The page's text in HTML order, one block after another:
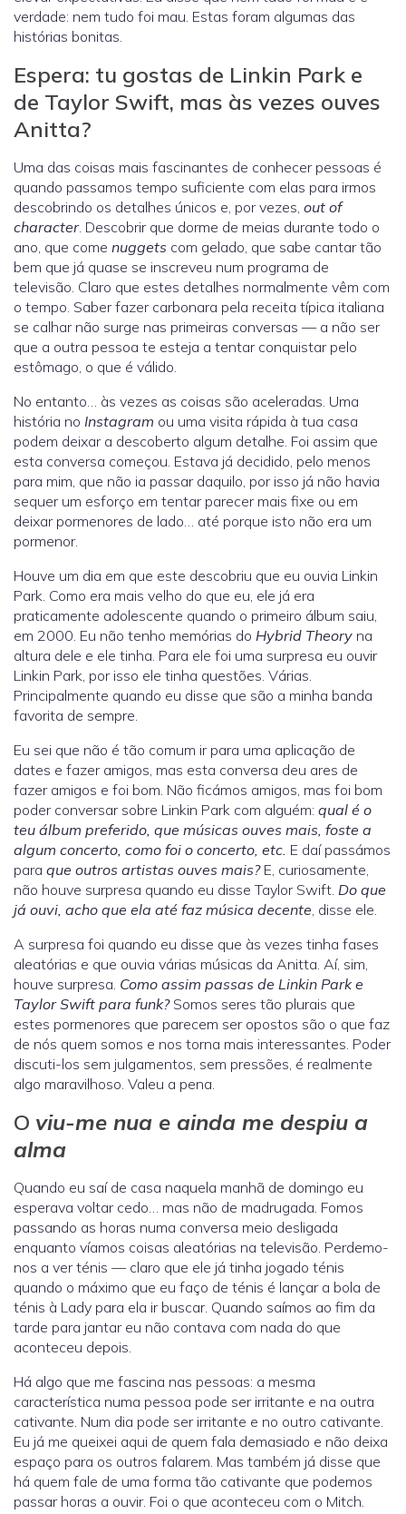
verdade: nem tudo foi mau. Estas foram algumas das
histórias bonitas.
Espera: tu gostas de Linkin Park e
de Taylor Swift, mas às vezes ouves
Anitta?
Uma das coisas mais fascinantes de conhecer pessoas é
quando passamos tempo suficiente com elas para irmos
descobrindo os detalhes únicos e, por vezes, out of
character. Descobrir que dorme de meias durante todo o
ano, que come nuggets com gelado, que sabe cantar tão
bem que já quase se inscreveu num programa de
televisão. Claro que estes detalhes normalmente vêm com
o tempo. Saber fazer carbonara pela receita típica italiana
se calhar não surge nas primeiras conversas — a não ser
que a outra pessoa te esteja a tentar conquistar pelo
estômago, o que é válido.
No entanto… às vezes as coisas são aceleradas. Uma
história no Instagram ou uma visita rápida à tua casa
podem deixar a descoberto algum detalhe. Foi assim que
esta conversa começou. Estava já decidido, pelo menos
para mim, que não ia passar daquilo, por isso já não havia
sequer um esforço em tentar parecer mais fixe ou em
deixar pormenores de lado… até porque isto não era um
pormenor.
Houve um dia em que este descobriu que eu ouvia Linkin
Park. Como era mais velho do que eu, ele já era
praticamente adolescente quando o primeiro álbum saiu,
em 2000. Eu não tenho memórias do Hybrid Theory na
altura dele e ele tinha. Para ele foi uma surpresa eu ouvir
Linkin Park, por isso ele tinha questões. Várias.
Principalmente quando eu disse que são a minha banda
favorita de sempre.
Eu sei que não é tão comum ir para uma aplicação de
dates e fazer amigos, mas esta conversa deu ares de
fazer amigos e foi bom. Não ficámos amigos, mas foi bom
poder conversar sobre Linkin Park com alguém: qual é o
teu álbum preferido, que músicas ouves mais, foste a
algum concerto, como foi o concerto, etc. E daí passámos
para que outros artistas ouves mais?E, curiosamente,
não houve surpresa quando eu disse Taylor Swift. Do que
já ouvi, acho que ela até faz música decente, disse ele.
A surpresa foi quando eu disse que às vezes tinha fases
aleatórias e que ouvia várias músicas da Anitta. Aí, sim,
houve surpresa. Como assim passas de Linkin Park e
Taylor Swift para funk?Somos seres tão plurais que
estes pormenores que parecem ser opostos são o que faz
de nós quem somos e nos torna mais interessantes. Poder
discuti-los sem julgamentos, sem pressões, é realmente
algo maravilhoso. Valeu a pena.
O viu-me nua e ainda me despiu a
alma
Quando eu saí de casa naquela manhã de domingo eu
esperava voltar cedo… mas não de madrugada. Fomos
passando as horas numa conversa meio desligada
enquanto víamos coisas aleatórias na televisão. Perdemo-
nos a ver ténis — claro que ele já tinha jogado ténis
quando o máximo que eu faço de ténis é lançar a bola de
ténis à Lady para ela ir buscar. Quando saímos ao fim da
tarde para jantar eu não contava com nada do que
aconteceu depois.
Há algo que me fascina nas pessoas: a mesma
característica numa pessoa pode ser irritante e na outra
cativante. Num dia pode ser irritante e no outro cativante.
Eu já me queixei aqui de quem fala demasiado e não deixa
espaço para os outros falarem. Mas também já disse que
há quem fale de uma forma tão cativante que podemos
passar horas a ouvir. Foi o que aconteceu com o Mitch.